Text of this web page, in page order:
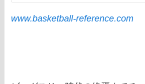
www.basketball-reference.com